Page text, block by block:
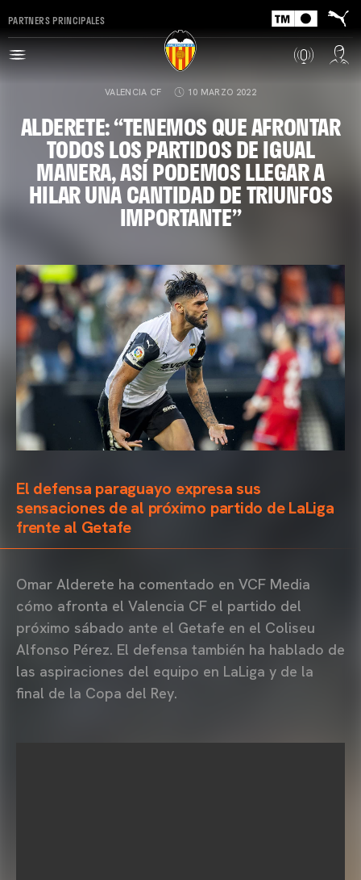
PARTNERS PRINCIPALES
VALENCIA CF 10 MARZO 2022
ALDERETE: “TENEMOS QUE AFRONTAR
TODOS LOS PARTIDOS DE IGUAL
MANERA, ASÍ PODEMOS LLEGAR A
HILAR UNA CANTIDAD DE TRIUNFOS
IMPORTANTE”
El defensa paraguayo expresa sus
sensaciones de al próximo partido de LaLiga
frente al Getafe
Omar Alderete ha comentado en VCF Media
cómo afronta el Valencia CF el partido del
próximo sábado ante el Getafe en el Coliseu
Alfonso Pérez. El defensa también ha hablado de
las aspiraciones del equipo en LaLiga y de la
final de la Copa del Rey.